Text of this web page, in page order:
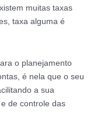
muitas taxas
taxa alguma é
o planejamento
é nela que o seu
a sua
de controle das